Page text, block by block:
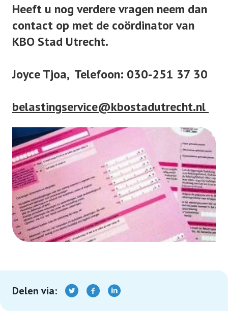
Heeft u nog verdere vragen neem dan
contact op met de coördinator van
KBO Stad Utrecht.
Joyce Tjoa, Telefoon: 030-251 37 30
belastingservice@kbostadutrecht.nl
Delen via: